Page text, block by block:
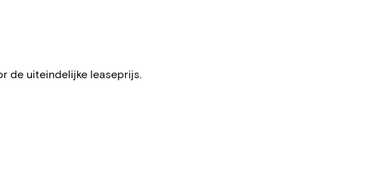
de uiteindelijke leaseprijs.